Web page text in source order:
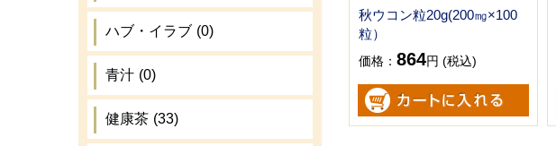
秋ウコン粒20g(200㎎×100
粒）
価格： 864円 (税込)
ハブ・イラブ (0)
青汁 (0)
健康茶 (33)